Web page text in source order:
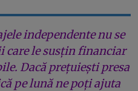
independente nu se
le susțin financiar
Dacă prețuiești presa
pe lună ne poți ajuta